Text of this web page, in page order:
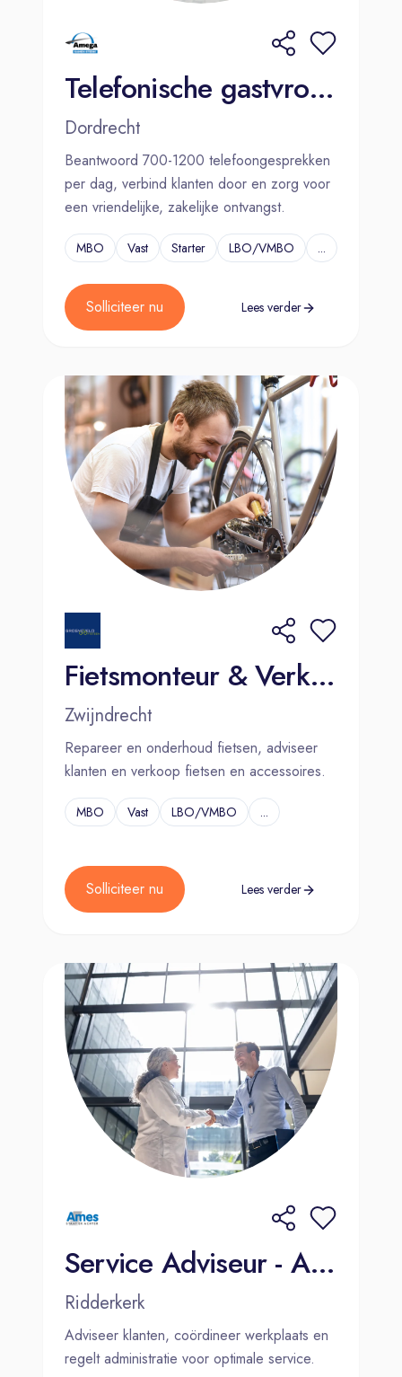
Telefonische gastvrouw / gastheer - Amega
Dordrecht
Beantwoord 700-1200 telefoongesprekken
per dag, verbind klanten door en zorg voor
een vriendelijke, zakelijke ontvangst.
MBO Vast Starter LBO/VMBO ...
Solliciteer nu Lees verder
Fietsmonteur & Verkoper
Zwijndrecht
Repareer en onderhoud fietsen, adviseer
klanten en verkoop fietsen en accessoires.
MBO Vast LBO/VMBO ...
Solliciteer nu Lees verder
Service Adviseur - Ames Ridderkerk
Ridderkerk
Adviseer klanten, coördineer werkplaats en
regelt administratie voor optimale service.